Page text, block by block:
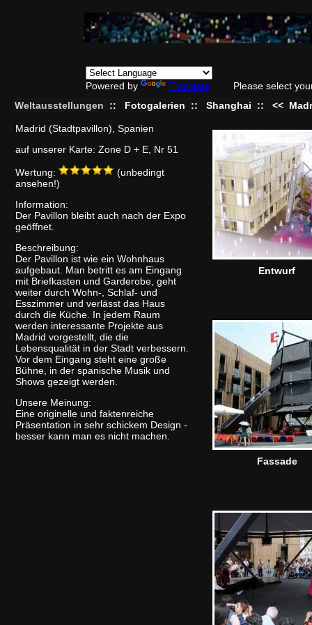
Powered by Translate
Please select
Weltausstellungen
:: Fotogalerien :: Shanghai :: <<
Madrid (Stadtpavillon), Spanien
auf unserer Karte: Zone D + E, Nr 51
Wertung:
(unbedingt
ansehen!)
Information:
Der Pavillon bleibt auch nach der Expo
geöffnet.
Beschreibung:
Der Pavillon ist wie ein Wohnhaus
aufgebaut. Man betritt es am Eingang
mit Briefkasten und Garderobe, geht
weiter durch Wohn-, Schlaf- und
Esszimmer und verlässt das Haus
durch die Küche. In jedem Raum
werden interessante Projekte aus
Madrid vorgestellt, die die
Lebensqualität in der Stadt verbessern.
Vor dem Eingang steht eine große
Bühne, in der spanische Musik und
Shows gezeigt werden.
Unsere Meinung:
Eine originelle und faktenreiche
Präsentation in sehr schickem Design -
besser kann man es nicht machen.
Entwurf
Fassade